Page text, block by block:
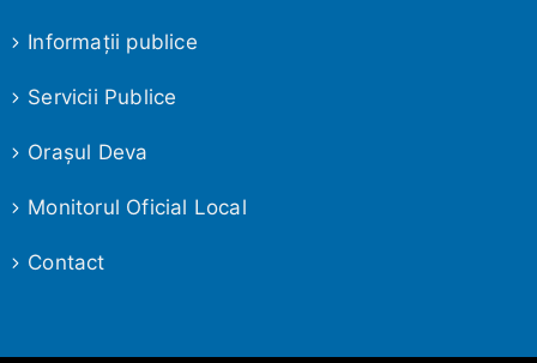
Informaţii publice
Servicii Publice
Oraşul Deva
Monitorul Oficial Local
Contact